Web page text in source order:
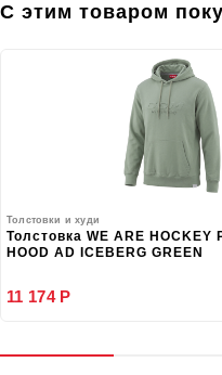
С этим товаром
Толстовки и худи
Толстовка WE ARE HOCKEY
HOOD AD ICEBERG GREEN
11 174 Р